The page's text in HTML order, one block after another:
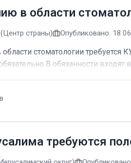
в области
страны) Опубликовано:
стоматологии требуется
В обязанности входят
требуются